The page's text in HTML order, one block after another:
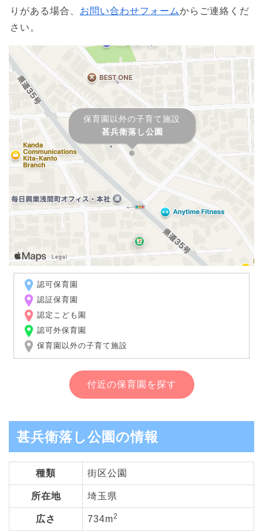
りがある場合、 お問い合わせフォームからご連絡くだ
さい。
保育園以外の子育て施設
甚兵衛落し公園
認可保育園
認証保育園
認定こども園
認可外保育園
保育園以外の子育て施設
付近の保育園を探す
甚兵衛落し公園の情報
種類 街区公園
所在地 埼玉県
広さ 734m2